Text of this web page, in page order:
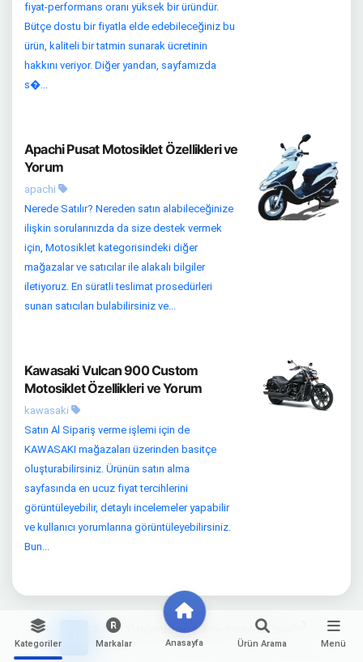
Kategoriler Markalar Anasayfa Ürün Arama Menü
fiyat-performans oranı yüksek bir üründür.
Bütçe dostu bir fiyatla elde edebileceğiniz bu
ürün, kaliteli bir tatmin sunarak ücretinin
hakkını veriyor. Diğer yandan, sayfamızda
s�...
Apachi Pusat Motosiklet Özellikleri ve
Yorum
apachi
Nerede Satılır? Nereden satın alabileceğinize
ilişkin sorularınızda da size destek vermek
için, Motosiklet kategorisindeki diğer
mağazalar ve satıcılar ile alakalı bilgiler
iletiyoruz. En süratli teslimat prosedürleri
sunan satıcıları bulabilirsiniz ve...
Kawasaki Vulcan 900 Custom
Motosiklet Özellikleri ve Yorum
kawasaki
Satın Al Sipariş verme işlemi için de
KAWASAKI mağazaları üzerinden basitçe
oluşturabilirsiniz. Ürünün satın alma
sayfasında en ucuz fiyat tercihlerini
görüntüleyebilir, detaylı incelemeler yapabilir
ve kullanıcı yorumlarına görüntüleyebilirsiniz.
Bun...
2 4 6 8 1" tabindex="-1" aria-disabled="true">